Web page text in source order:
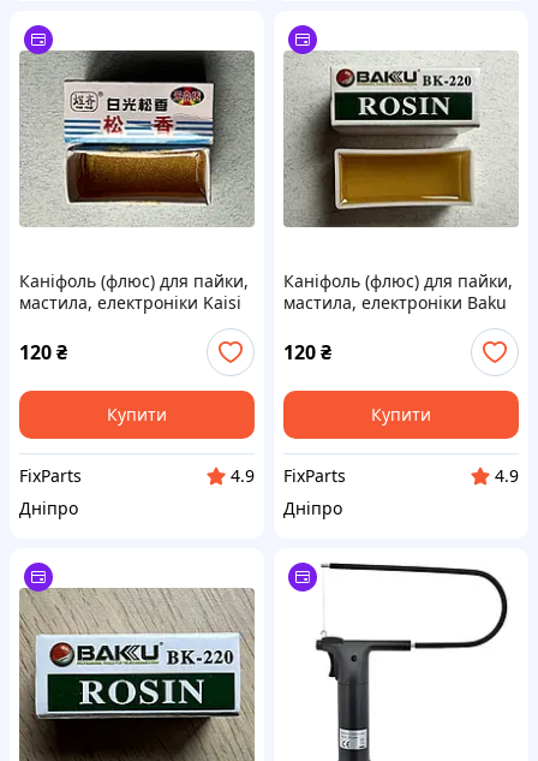
Каніфоль (флюс) для пайки,
мастила, електроніки Kaisi
Rosin — 20 г. Натуральна
120₴
Купити
FixParts
4.9
Дніпро
Каніфоль (флюс) для пайки,
мастила, електроніки Baku
BK-220 — 20 г. Натуральна
120₴
Купити
FixParts
4.9
Дніпро